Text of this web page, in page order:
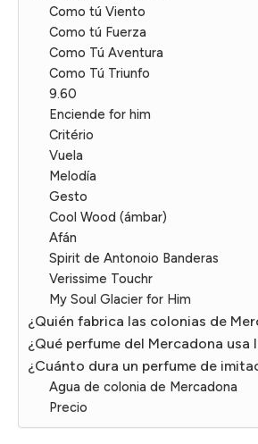
Como tú Viento
Como tú Fuerza
Como Tú Aventura
Como Tú Triunfo
9.60
Enciende for him
Critério
Vuela
Melodía
Gesto
Cool Wood (ámbar)
Afán
Spirit de Antonoio Banderas
Verissime Touchr
My Soul Glacier for Him
¿Quién fabrica las colonias de
¿Qué perfume del Mercadona usa
¿Cuánto dura un perfume de
Agua de colonia de Mercadona
Precio